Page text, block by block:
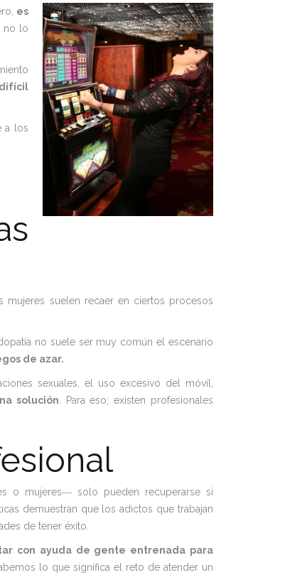
es
no lo
difícil
a los
mujeres suelen recaer en ciertos procesos
no suele ser muy común el escenario
de azar.
sexuales, el uso excesivo del móvil,
solución . Para eso; existen profesionales
o mujeres― solo pueden recuperarse si
demuestran que los adictos que trabajan
de tener éxito.
con ayuda de gente entrenada para
lo que significa el reto de atender un